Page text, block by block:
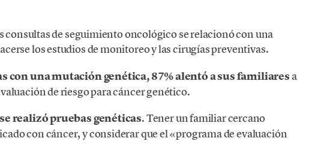
consultas de seguimiento oncológico se relacionó con una
los estudios de monitoreo y las cirugías preventivas.
con una mutación genética, 87% alentó a sus familiares a
de riesgo para cáncer genético.
realizópruebas genéticas. Tener un familiar cercano
con cáncer, y considerar que el «programa de evaluación